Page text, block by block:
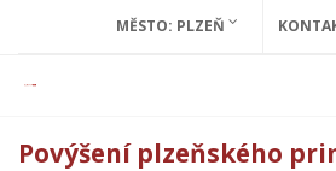
MĚSTO: PLZEŇ
Povýšení plzeňského